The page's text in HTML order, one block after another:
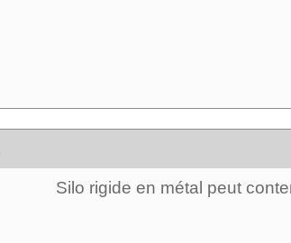
Silo rigide en métal peut